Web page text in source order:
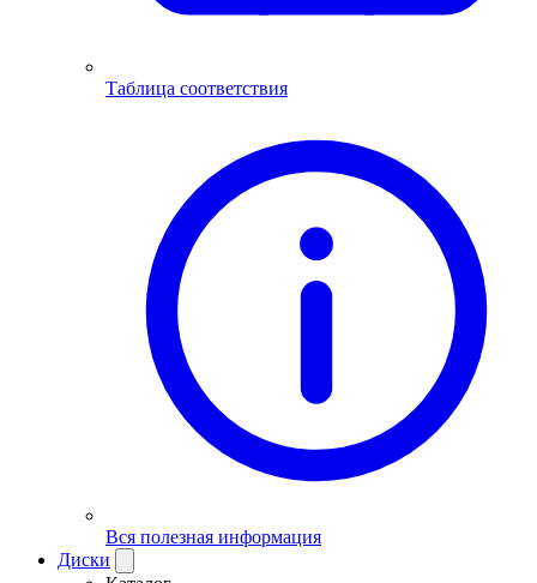
Таблица соответствия
Вся полезная информация
Диски